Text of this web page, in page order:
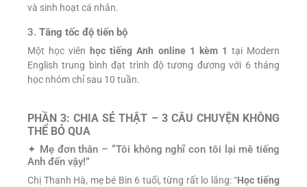
và sinh hoạt cá nhân.
3. Tăng tốc độ tiến bộ
Một học viên học tiếng Anh online 1 kèm 1 tại Modern
English trung bình đạt trình độ tương đương với 6 tháng
học nhóm chỉ sau 10 tuần.
PHẦN 3: CHIA SẺ THẬT – 3 CÂU CHUYỆN KHÔNG
THỂ BỎ QUA
✦ Mẹ đơn thân – “Tôi không nghĩ con tôi lại mê tiếng
Anh đến vậy!”
Chị Thanh Hà, mẹ bé Bin 6 tuổi, từng rất lo lắng: “Học tiếng